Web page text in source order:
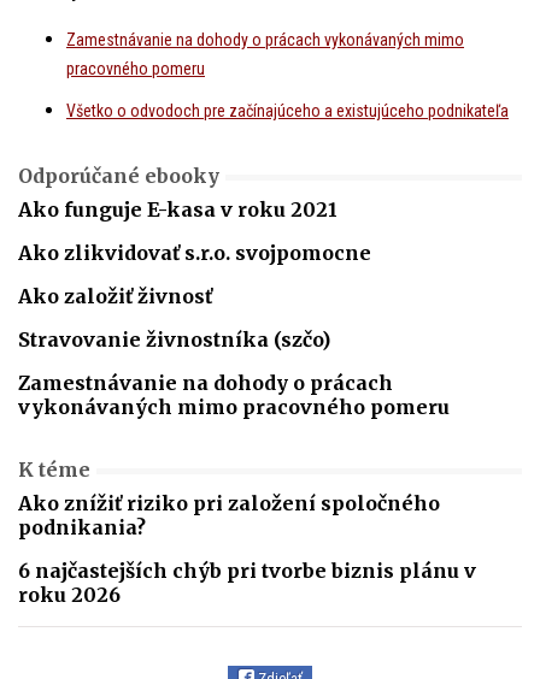
Zamestnávanie na dohody o prácach vykonávaných mimo
pracovného pomeru
Všetko o odvodoch pre začínajúceho a existujúceho podnikateľa
Odporúčané ebooky
Ako funguje E-kasa v roku 2021
Ako zlikvidovať s.r.o. svojpomocne
Ako založiť živnosť
Stravovanie živnostníka (szčo)
Zamestnávanie na dohody o prácach
vykonávaných mimo pracovného pomeru
K téme
Ako znížiť riziko pri založení spoločného
podnikania?
6 najčastejších chýb pri tvorbe biznis plánu v
roku 2026